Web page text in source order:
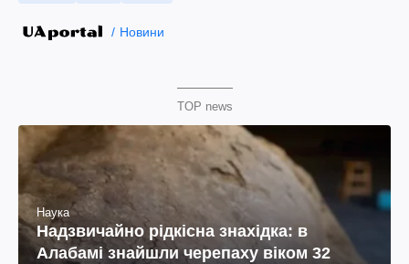
Новини
TOP news
Наука
Надзвичайно рідкісна знахідка: в
Алабамі знайшли черепаху віком 32